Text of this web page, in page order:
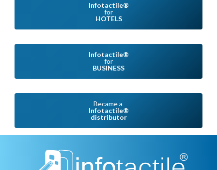
Infotactile®
for
HOTELS
Infotactile®
for
BUSINESS
Became a
Infotactile®
distributor